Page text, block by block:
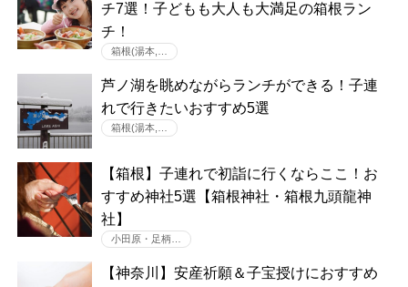
チ7選！子どもも大人も大満足の箱根ラン
チ！
箱根(湯本,…
芦ノ湖を眺めながらランチができる！子連
れで行きたいおすすめ5選
箱根(湯本,…
【箱根】子連れで初詣に行くならここ！お
すすめ神社5選【箱根神社・箱根九頭龍神
社】
小田原・足柄…
【神奈川】安産祈願＆子宝授けにおすすめ